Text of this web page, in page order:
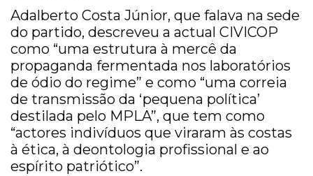
Adalberto Costa Júnior, que falava na sede
do partido, descreveu a actual CIVICOP
como “uma estrutura à mercê da
propaganda fermentada nos laboratórios
de ódio do regime” e como “uma correia
de transmissão da ‘pequena política’
destilada pelo MPLA”, que tem como
“actores indivíduos que viraram às costas
à ética, à deontologia profissional e ao
espírito patriótico”.